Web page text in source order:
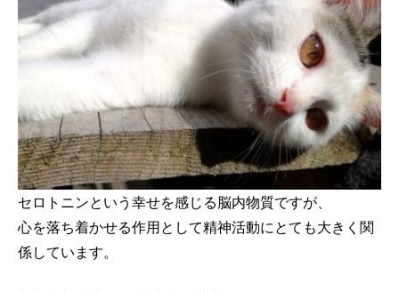
セロトニンという幸せを感じる脳内物質ですが、
心を落ち着かせる作用として精神活動にとても大きく関
係しています。